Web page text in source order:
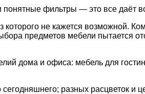
фильтры — это все даёт
не кажется возможной.
предметов мебели пытается
дома и офиса: мебель для
разных расцветок и